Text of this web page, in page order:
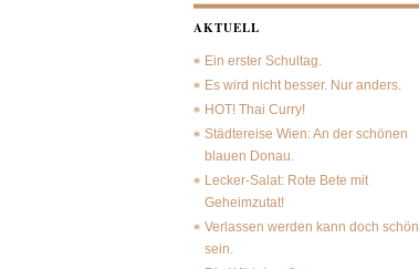
AKTUELL
Ein erster Schultag.
Es wird nicht besser. Nur anders.
HOT! Thai Curry!
Städtereise Wien: An der schönen
blauen Donau.
Lecker-Salat: Rote Bete mit
Geheimzutat!
Verlassen werden kann doch schön
sein.